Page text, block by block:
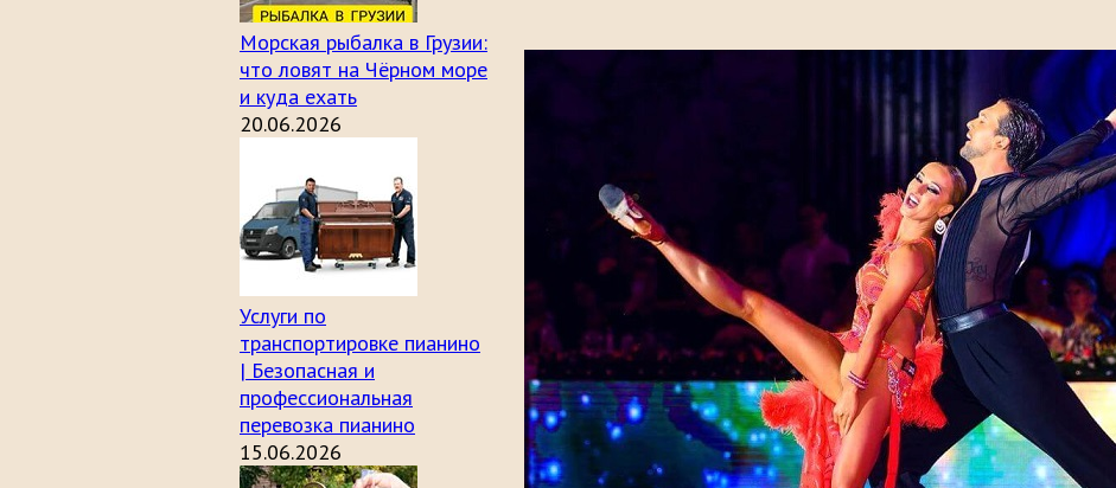
Морская рыбалка в Грузии:
что ловят на Чёрном море
и куда ехать
20.06.2026
Услуги по
транспортировке пианино
| Безопасная и
профессиональная
перевозка пианино
15.06.2026